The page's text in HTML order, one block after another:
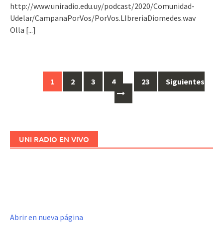
http://www.uniradio.edu.uy/podcast/2020/Comunidad-
Udelar/CampanaPorVos/PorVos.LIbreriaDiomedes.wav
Olla [...]
1 2 3 4 … 23 Siguientes
UNI RADIO EN VIVO
Abrir en nueva página